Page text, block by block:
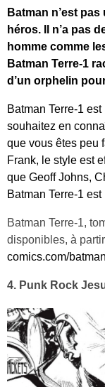
Batman n’est
héros. Il n’a pas
homme comme
Batman Terre-1
d’un orphelin
Batman Terre-1
souhaitez en
que vous êtes peu
Frank, le style est
que Geoff Johns,
Batman Terre-1
Batman Terre-1,
disponibles, à
comics.com/
4. Punk Rock